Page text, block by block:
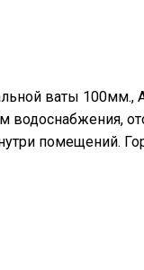
ваты
водоснабжения,
помещений.